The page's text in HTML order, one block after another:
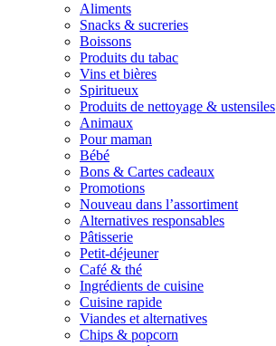
Aliments
Snacks & sucreries
Boissons
Produits du tabac
Vins et bières
Spiritueux
Produits de nettoyage & ustensiles
Animaux
Pour maman
Bébé
Bons & Cartes cadeaux
Promotions
Nouveau dans l’assortiment
Alternatives responsables
Pâtisserie
Petit-déjeuner
Café & thé
Ingrédients de cuisine
Cuisine rapide
Viandes et alternatives
Chips & popcorn